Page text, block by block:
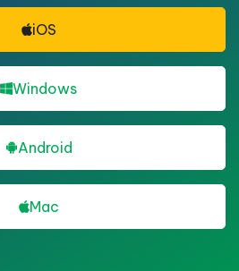
iOS
Windows
Android
Mac